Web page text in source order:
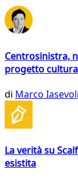
Centrosinistra,
progetto
di Marco Iasevoli
La verità su
esistita